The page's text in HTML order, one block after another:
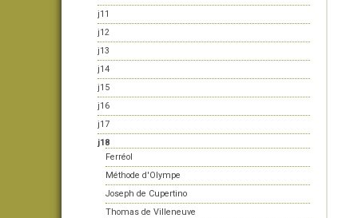
j11
j12
j13
j14
j15
j16
j17
j18
Ferréol
Méthode d'Olympe
Joseph de Cupertino
Thomas de Villeneuve